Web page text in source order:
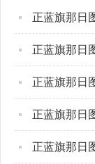
正蓝旗那日
正蓝旗那日
正蓝旗那日
正蓝旗那日
正蓝旗那日